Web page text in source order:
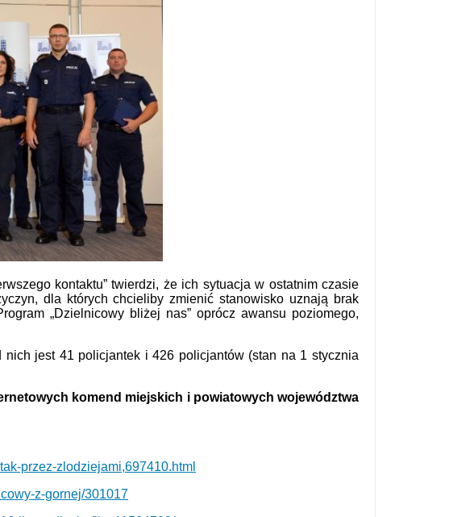
kontaktu” twierdzi, że ich sytuacja w ostatnim czasie
dla których chcieliby zmienić stanowisko uznają brak
„Dzielnicowy bliżej nas” oprócz awansu poziomego,
nich jest 41 policjantek i 426 policjantów (stan na 1 stycznia
komend miejskich i powiatowych województwa
przez-zlodziejami,697410.html
z-gornej/301017